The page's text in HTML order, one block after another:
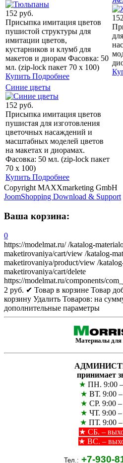
152 руб.
Присыпка имитация цветов
пушистой структуры для
имитации цветов,
кустарников и клумб для
макетов и диорам Фасовка: 50
мл. (zip-lock пакет 70 х 100)
Купить Подробнее
Синие цветы
152 руб.
Присыпка имитация цветов
пушистая для изготовления
цветочных насаждений и
масштабных моделей цветов
на макетах и диорамах.
Фасовка: 50 мл. (zip-lock пакет
70 х 100)
Купить Подробнее
Copyright MAXXmarketing GmbH
JoomShopping Download & Support
Ваша корзина:
0
https://modelmat.ru/ /katalog-
maketirovaniya/cart/view /katalog-
maketirovaniya/product/view /
maketirovaniya/cart/delete
https://modelmat.ru/components/
2 руб. ✔ Товар в корзине Товар
корзину Удалить Товаров: на
дополнительные параметры
Материалы для
принимает
★ ПН. 9:00
★ ВТ. 9:00
★ СР. 9:00
★ ЧТ. 9:00
★ ПТ. 9:00 –
★ СБ. –
★ ВС. –
Тел.: +7-930-